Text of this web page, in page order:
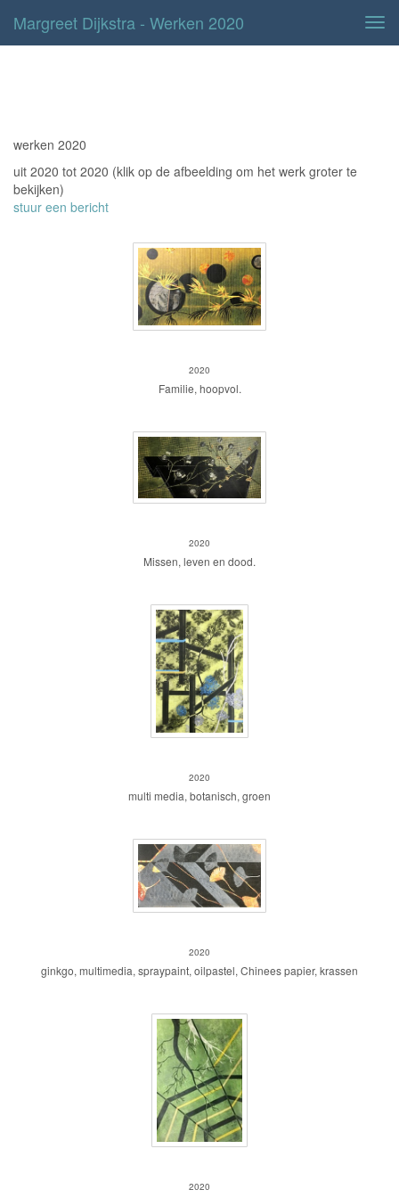
Margreet Dijkstra - Werken 2020
werken 2020
uit 2020 tot 2020 (klik op de afbeelding om het werk groter te
bekijken)
stuur een bericht
2020
Familie, hoopvol.
2020
Missen, leven en dood.
2020
multi media, botanisch, groen
2020
ginkgo, multimedia, spraypaint, oilpastel, Chinees papier, krassen
2020